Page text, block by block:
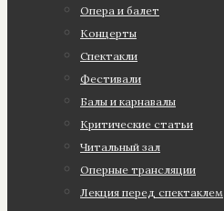
Опера и балет
Концерты
Спектакли
Фестивали
Балы и карнавалы
Критические статьи
Читальный зал
Оперные трансляции
Лекция перед спектаклем